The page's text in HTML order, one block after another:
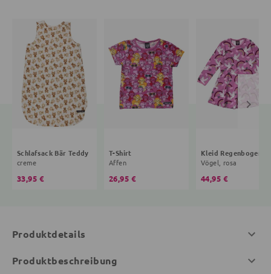
Schlafsack Bär Teddy
creme
33,95 €
T-Shirt
Affen
26,95 €
Vögel, rosa
44,95 €
Produktdetails
Produktbeschreibung